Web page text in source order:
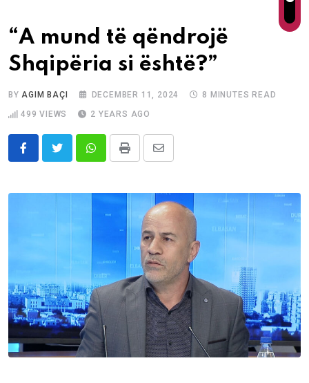
“A mund të qëndrojë
Shqipëria si është?”
BYAGIM BAÇI DECEMBER 11, 2024
8 MINUTES READ
499 VIEWS 2 YEARS AGO
WhatsappPrint
Share
Email